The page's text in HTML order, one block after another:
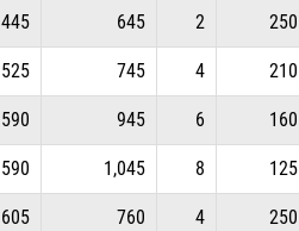
445 645 2 250
525 745 4 210
590 945 6 160
590 1,045 8 125
605 760 4 250